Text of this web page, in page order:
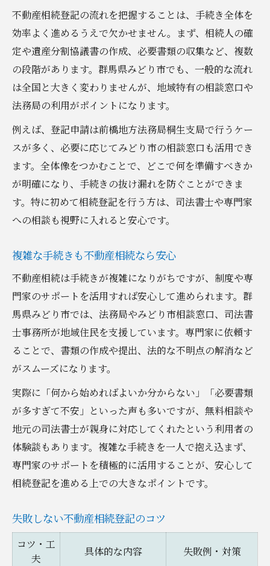
相続登記に役立つ法務局の最新情報
不動産相続でよくある疑問を解消する方法
不動産相続登記費用の目安と比較表
相続手続きで最初に相談すべき窓口は？
不動産相続登記の専門家選びのヒント
名義変更の進め方を不動産相続で解説
不動産相続のよくある質問と回答集
名義変更時の注意点と実践的な流れとは
不動産相続で失敗しない名義変更手順表
名義変更時に注意すべきポイント解説
不動産相続登記の流れを実践的に紹介
名義変更に必要な不動産相続書類の確認
不動産相続登記の流れを把握することは、手続き全体を
効率よく進めるうえで欠かせません。まず、相続人の確
定や遺産分割協議書の作成、必要書類の収集など、複数
の段階があります。群馬県みどり市でも、一般的な流れ
は全国と大きく変わりませんが、地域特有の相談窓口や
法務局の利用がポイントになります。
例えば、登記申請は前橋地方法務局桐生支局で行うケー
スが多く、必要に応じてみどり市の相談窓口も活用でき
ます。全体像をつかむことで、どこで何を準備すべきか
が明確になり、手続きの抜け漏れを防ぐことができま
す。特に初めて相続登記を行う方は、司法書士や専門家
への相談も視野に入れると安心です。
複雑な手続きも不動産相続なら安心
不動産相続は手続きが複雑になりがちですが、制度や専
門家のサポートを活用すれば安心して進められます。群
馬県みどり市では、法務局やみどり市相談窓口、司法書
士事務所が地域住民を支援しています。専門家に依頼す
ることで、書類の作成や提出、法的な不明点の解消など
がスムーズになります。
実際に「何から始めればよいか分からない」「必要書類
が多すぎて不安」といった声も多いですが、無料相談や
地元の司法書士が親身に対応してくれたという利用者の
体験談もあります。複雑な手続きを一人で抱え込まず、
専門家のサポートを積極的に活用することが、安心して
相続登記を進める上での大きなポイントです。
失敗しない不動産相続登記のコツ
コツ・工
夫
具体的な内容 失敗例・対策